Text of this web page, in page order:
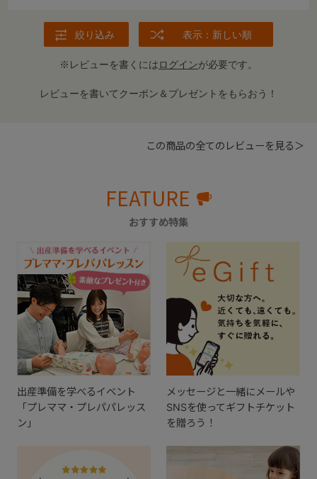
絞り込み 表示：新しい順
※レビューを書くにはログインが必要です。
レビューを書いてクーポン＆プレゼントをもらおう！
この商品の全てのレビューを見る＞
FEATURE
おすすめ特集
出産準備を学べるイベント
「プレママ・プレパパレッス
ン」
メッセージと一緒にメールや
SNSを使ってギフトチケット
を贈ろう！